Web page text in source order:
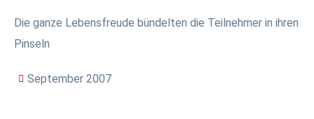
Die ganze Lebensfreude bündelten die Teilnehmer in ihren
Pinseln
September 2007